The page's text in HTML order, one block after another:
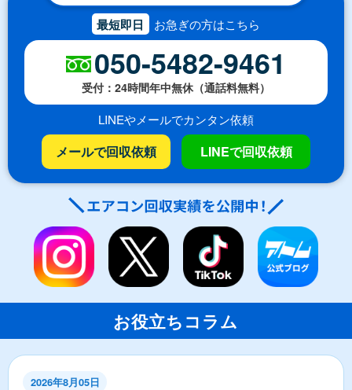
最短即日 お急ぎの方はこちら
050-5482-9461
受付：24時間年中無休（通話料無料）
LINEやメールでカンタン依頼
メールで回収依頼 LINEで回収依頼
お役立ちコラム
2026年8月05日